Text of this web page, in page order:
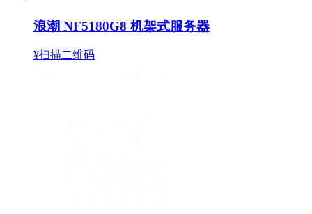
浪潮 NF5180G8 机架式服务器
¥扫描二维码